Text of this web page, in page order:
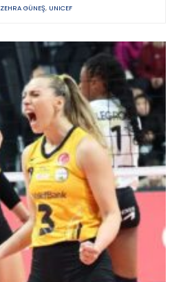
ZEHRA GÜNEŞ, UNICEF